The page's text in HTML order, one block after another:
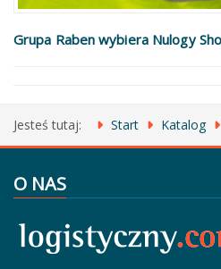
Grupa Raben wybiera Nulogy
Jesteś tutaj: Start Katalog
O NAS